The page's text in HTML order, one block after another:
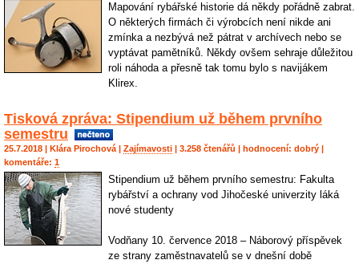
Mapování rybářské historie dá někdy pořádně zabrat.
O některých firmách či výrobcích není nikde ani
zmínka a nezbývá než pátrat v archívech nebo se
vyptávat pamětníků. Někdy ovšem sehraje důležitou
roli náhoda a přesně tak tomu bylo s navijákem
Klirex.
Tisková zpráva: Stipendium už během prvního
semestru
25.7.2018 | Klára Pirochová Zajímavosti | 3.258 čtenářů | hodnocení: dobrý
komentáře: 1
Stipendium už během prvního semestru: Fakulta
rybářství a ochrany vod Jihočeské univerzity láká
nové studenty
Vodňany 10. července 2018 – Náborový příspěvek
ze strany zaměstnavatelů se v dnešní době